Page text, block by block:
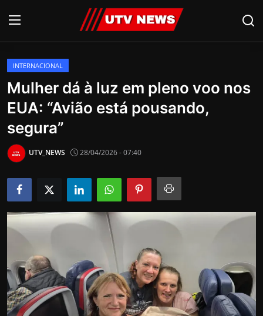
AO VIVO
PIRACICABA
CAMPINAS
LIMEIRA
ESPIRITO SANTO
Economia
Internacional
APOIE
INTERNACIONAL
Mulher dá à luz em pleno voo nos
EUA: “Avião está pousando,
segura”
UTV_NEWS 28/04/2026 - 07:40